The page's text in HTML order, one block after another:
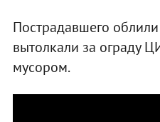
Пострадавшего
вытолкали за ограду
мусором.